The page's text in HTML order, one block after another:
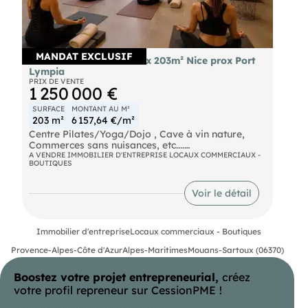
MANDAT EXCLUSIF
Vente murs commerciaux 203m² Nice prox Port
Lympia
PRIX DE VENTE
1 250 000 €
SURFACE
203 m²
MONTANT AU M²
6 157,64 €/m²
Centre Pilates/Yoga/Dojo , Cave à vin nature,
Commerces sans nuisances, etc....
À quelques pas de Port Lympia, au cœur d'un
quartier vivant et recherché de Nice, ce loft
atypique offre une atmosphère rare, entre lieu de
vie, espace créatif et adresse confidentielle.
ouverts, esprit atelier, ambiance calme et
singulière. Son organisation sur plusieurs niveaux,
complétée par une mezzanine, permet d'imaginer
urbaine de caractère, pied-à-terre au Port, espace
de création ou lieu d'exposition intimiste.
A VENDRE IMMOBILIER D'ENTREPRISE LOCAUX COMMERCIAUX -
BOUTIQUES
Voir le détail
Immobilier d'entrepriseLocaux commerciaux - Boutiques
Provence-Alpes-Côte d'AzurAlpes-MaritimesMouans-Sartoux (06370)
Boostez votre projet entrepreneurial, créez
votre profil repreneur sur CessionPME !